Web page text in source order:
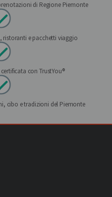
di Regione Piemonte
ristoranti e pacchetti viaggio
con TrustYou®
cibo e tradizioni del Piemonte